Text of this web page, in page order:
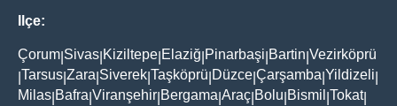
Ilçe:
Çorum Sivas Kiziltepe Elaziğ Pinarbaşi Bartin Vezirköprü
Tarsus Zara Siverek Taşköprü Düzce Çarşamba Yildizeli
Milas Bafra Viranşehir Bergama Araç Bolu Bismil Tokat|